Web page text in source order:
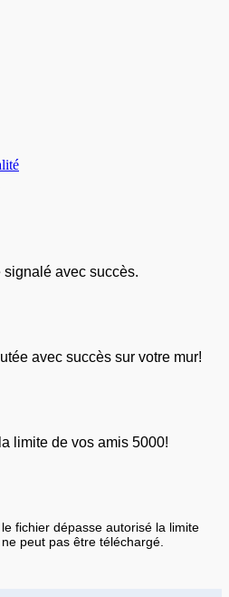
signalé avec succès.
avec succès sur votre mur!
limite de vos amis 5000!
fichier dépasse autorisé la limite
peut pas être téléchargé.